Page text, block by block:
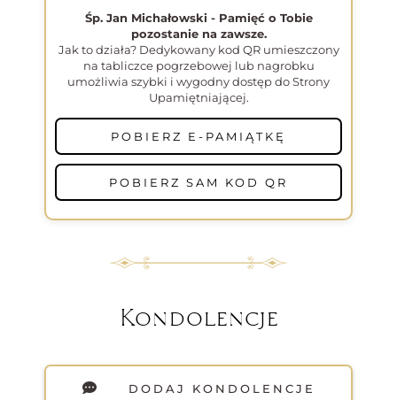
Śp. Jan Michałowski - Pamięć o Tobie
pozostanie na zawsze.
Jak to działa? Dedykowany kod QR umieszczony
na tabliczce pogrzebowej lub nagrobku
umożliwia szybki i wygodny dostęp do Strony
Upamiętniającej.
POBIERZ E-PAMIĄTKĘ
POBIERZ SAM KOD QR
Kondolencje
DODAJ KONDOLENCJE